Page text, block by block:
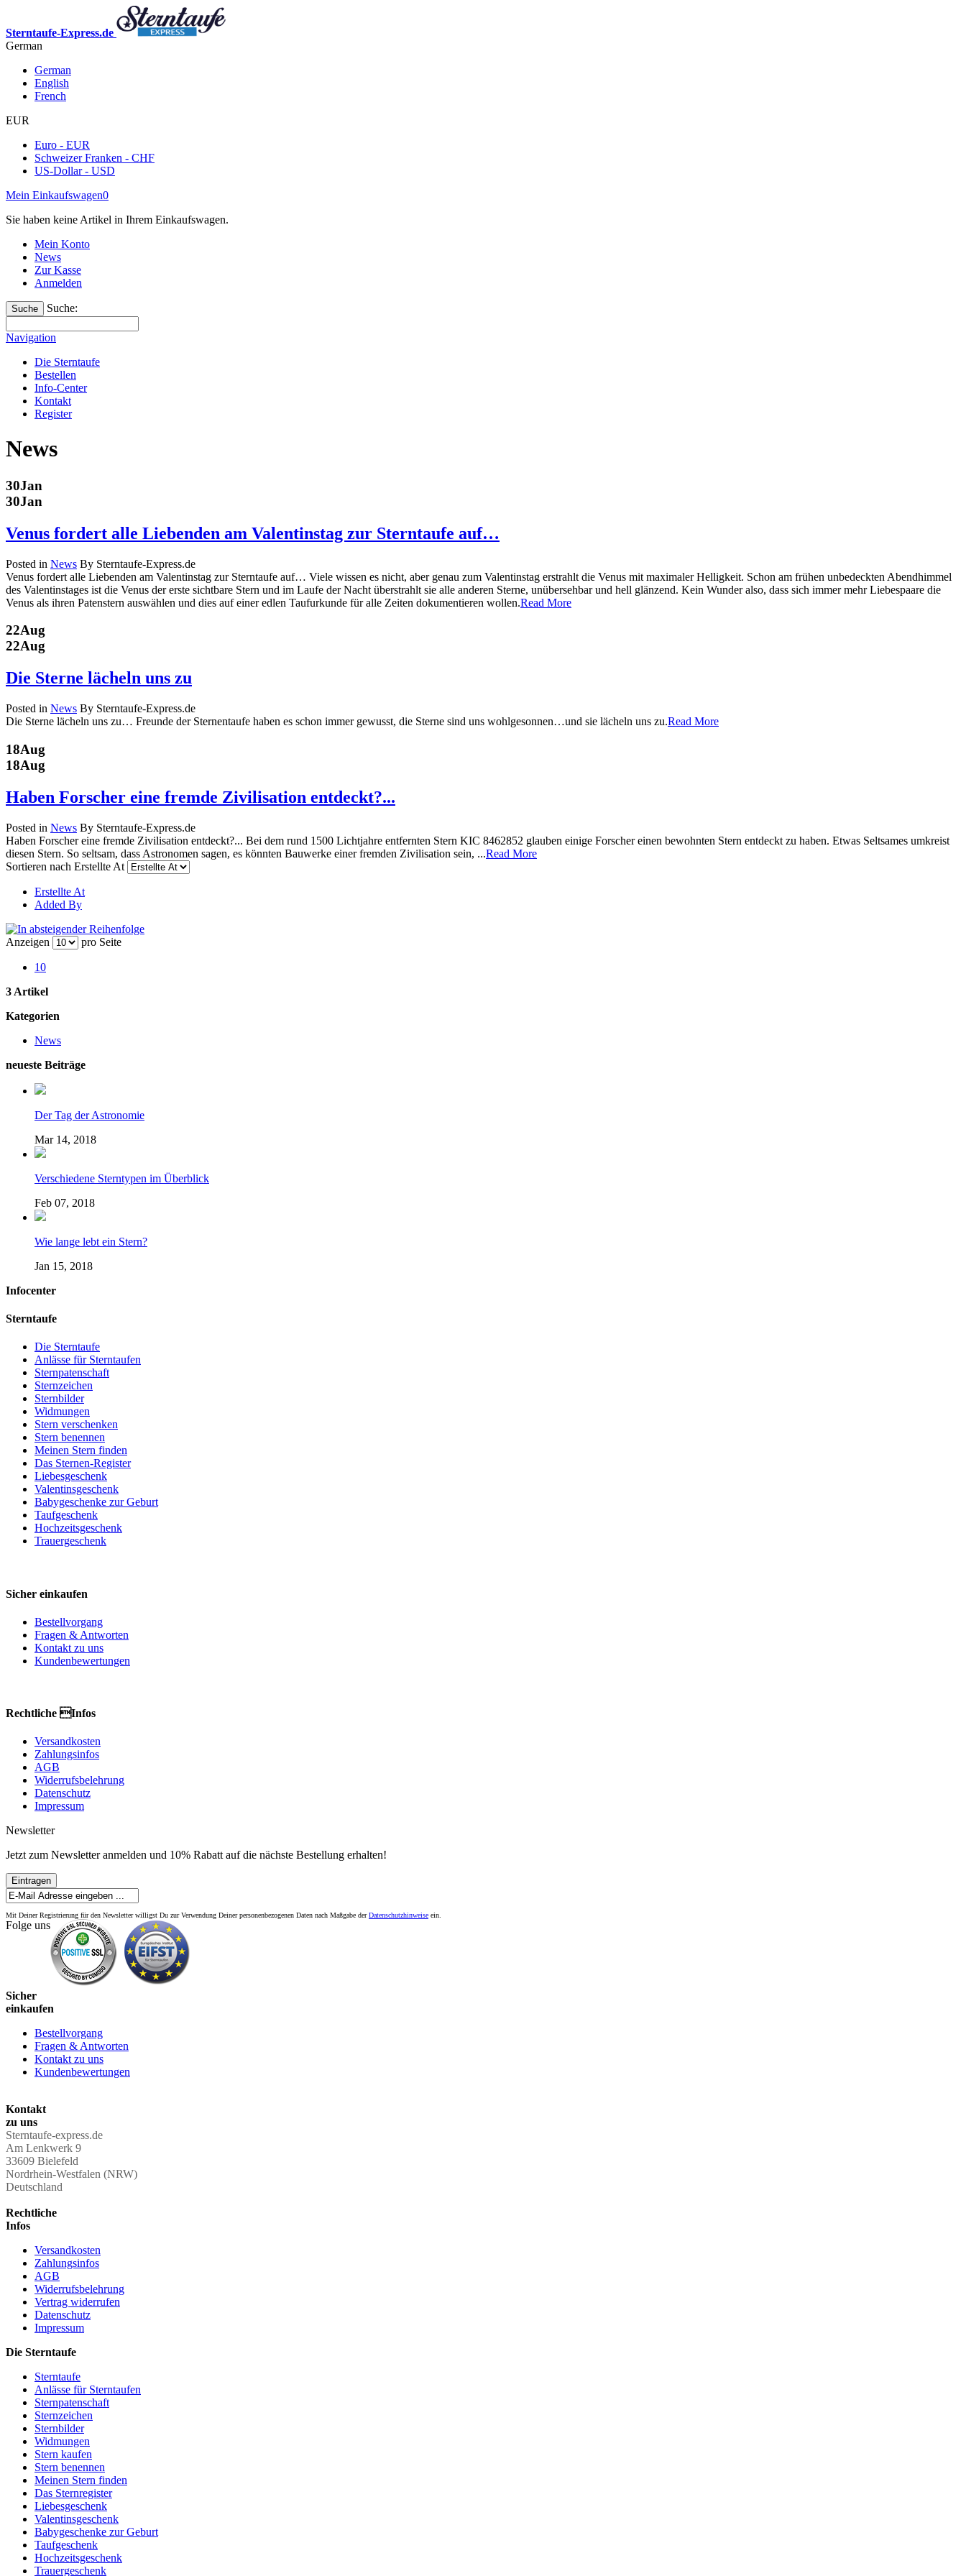
Sterntaufe-Express.de
German
German
English
French
EUR
Euro - EUR
Schweizer Franken - CHF
US-Dollar - USD
Mein Einkaufswagen0
Sie haben keine Artikel in Ihrem Einkaufswagen.
Mein Konto
News
Zur Kasse
Anmelden
Suche Suche:
Navigation
Die Sterntaufe
Bestellen
Info-Center
Kontakt
Register
News
30Jan
30Jan
Venus fordert alle Liebenden am Valentinstag zur Sterntaufe auf…
Posted in News By Sterntaufe-Express.de
Venus fordert alle Liebenden am Valentinstag zur Sterntaufe auf… Viele wissen es nicht, aber genau zum Valentinstag erstrahlt die Venus mit maximaler Helligkeit. Schon am frühen unbedeckten Abendhimmel
des Valentinstages ist die Venus der erste sichtbare Stern und im Laufe der Nacht überstrahlt sie alle anderen Sterne, unübersehbar und hell glänzend. Kein Wunder also, dass sich immer mehr Liebespaare die
Venus als ihren Patenstern auswählen und dies auf einer edlen Taufurkunde für alle Zeiten dokumentieren wollen.Read More
22Aug
22Aug
Die Sterne lächeln uns zu
Posted in News By Sterntaufe-Express.de
Die Sterne lächeln uns zu… Freunde der Sternentaufe haben es schon immer gewusst, die Sterne sind uns wohlgesonnen…und sie lächeln uns zu.Read More
18Aug
18Aug
Haben Forscher eine fremde Zivilisation entdeckt?...
Posted in News By Sterntaufe-Express.de
Haben Forscher eine fremde Zivilisation entdeckt?... Bei dem rund 1500 Lichtjahre entfernten Stern KIC 8462852 glauben einige Forscher einen bewohnten Stern entdeckt zu haben. Etwas Seltsames umkreist
diesen Stern. So seltsam, dass Astronomen sagen, es könnten Bauwerke einer fremden Zivilisation sein, ...Read More
Sortieren nach Erstellte At
Erstellte At
Added By
Anzeigen pro Seite
10
3 Artikel
Kategorien
News
neueste Beiträge
Der Tag der Astronomie
Mar 14, 2018
Verschiedene Sterntypen im Überblick
Feb 07, 2018
Wie lange lebt ein Stern?
Jan 15, 2018
Infocenter
Sterntaufe
Die Sterntaufe
Anlässe für Sterntaufen
Sternpatenschaft
Sternzeichen
Sternbilder
Widmungen
Stern verschenken
Stern benennen
Meinen Stern finden
Das Sternen-Register
Liebesgeschenk
Valentinsgeschenk
Babygeschenke zur Geburt
Taufgeschenk
Hochzeitsgeschenk
Trauergeschenk
Sicher einkaufen
Bestellvorgang
Fragen & Antworten
Kontakt zu uns
Kundenbewertungen
Rechtliche Infos
Versandkosten
Zahlungsinfos
AGB
Widerrufsbelehrung
Datenschutz
Impressum
Newsletter
Jetzt zum Newsletter anmelden und 10% Rabatt auf die nächste Bestellung erhalten!
Eintragen
Mit Deiner Registrierung für den Newsletter willigst Du zur Verwendung Deiner personenbezogenen Daten nach Maßgabe derDatenschutzhinweise ein.
Folge uns
Sicher
einkaufen
Bestellvorgang
Fragen & Antworten
Kontakt zu uns
Kundenbewertungen
Kontakt
zu uns
Sterntaufe-express.de
Am Lenkwerk 9
33609 Bielefeld
Nordrhein-Westfalen (NRW)
Deutschland
Rechtliche
Infos
Versandkosten
Zahlungsinfos
AGB
Widerrufsbelehrung
Vertrag widerrufen
Datenschutz
Impressum
Die Sterntaufe
Sterntaufe
Anlässe für Sterntaufen
Sternpatenschaft
Sternzeichen
Sternbilder
Widmungen
Stern kaufen
Stern benennen
Meinen Stern finden
Das Sternregister
Liebesgeschenk
Valentinsgeschenk
Babygeschenke zur Geburt
Taufgeschenk
Hochzeitsgeschenk
Trauergeschenk